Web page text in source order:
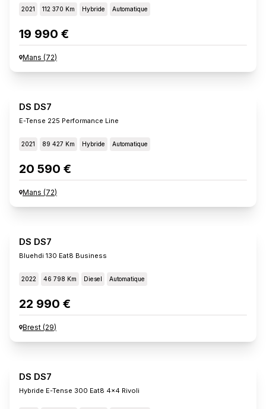
2021 112 370 Km Hybride Automatique
19 990 €
Mans (72)
DS DS7
E-Tense 225 Performance Line
2021 89 427 Km Hybride Automatique
20 590 €
Mans (72)
DS DS7
Bluehdi 130 Eat8 Business
2022 46 798 Km Diesel Automatique
22 990 €
Brest (29)
DS DS7
Hybride E-Tense 300 Eat8 4x4 Rivoli